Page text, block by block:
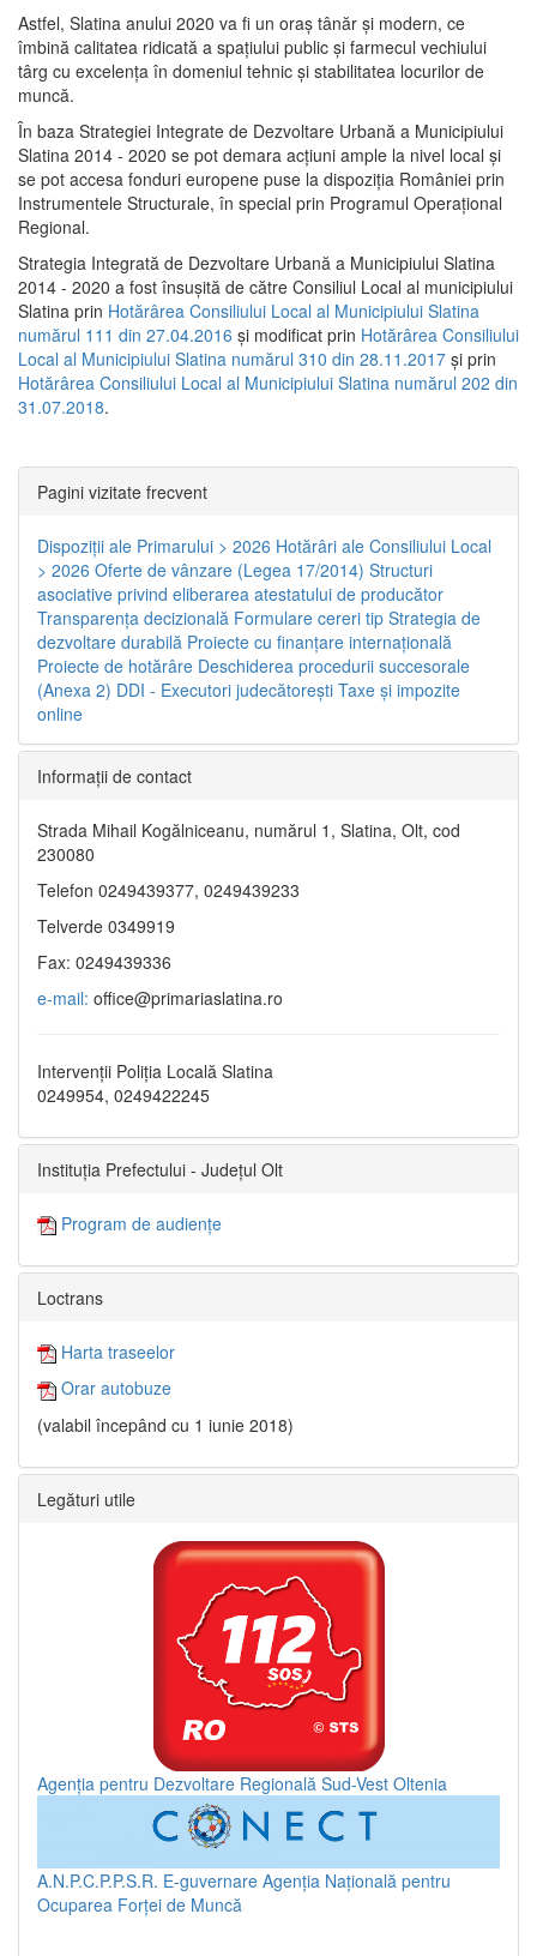
Astfel, Slatina anului 2020 va fi un oraş tânăr şi modern, ce
îmbină calitatea ridicată a spaţiului public şi farmecul vechiului
târg cu excelenţa în domeniul tehnic şi stabilitatea locurilor de
muncă.
În baza Strategiei Integrate de Dezvoltare Urbană a Municipiului
Slatina 2014 - 2020 se pot demara acţiuni ample la nivel local şi
se pot accesa fonduri europene puse la dispoziţia României prin
Instrumentele Structurale, în special prin Programul Operațional
Regional.
Strategia Integrată de Dezvoltare Urbană a Municipiului Slatina
2014 - 2020 a fost însuşită de către Consiliul Local al municipiului
Slatina prin Hotărârea Consiliului Local al Municipiului Slatina
numărul 111 din 27.04.2016 și modificat prin Hotărârea Consiliului
Local al Municipiului Slatina numărul 310 din 28.11.2017 și prin
Hotărârea Consiliului Local al Municipiului Slatina numărul 202 din
31.07.2018.
Pagini vizitate frecvent
Dispoziţii ale Primarului > 2026 Hotărâri ale Consiliului Local
> 2026 Oferte de vânzare (Legea 17/2014) Structuri
asociative privind eliberarea atestatului de producător
Transparenţa decizională Formulare cereri tip Strategia de
dezvoltare durabilă Proiecte cu finanţare internaţională
Proiecte de hotărâre Deschiderea procedurii succesorale
(Anexa 2) DDI - Executori judecătorești Taxe şi impozite
online
Informaţii de contact
Strada Mihail Kogălniceanu, numărul 1, Slatina, Olt, cod
230080
Telefon 0249439377, 0249439233
Telverde 0349919
Fax: 0249439336
e-mail: office@primariaslatina.ro
Intervenții Poliția Locală Slatina
0249954, 0249422245
Instituția Prefectului - Județul Olt
Program de audiențe
Loctrans
Harta traseelor
Orar autobuze
(valabil începând cu 1 iunie 2018)
Legături utile
Agenția pentru Dezvoltare Regională Sud-Vest Oltenia
A.N.P.C.P.P.S.R. E-guvernare Agenția Națională pentru
Ocuparea Forței de Muncă